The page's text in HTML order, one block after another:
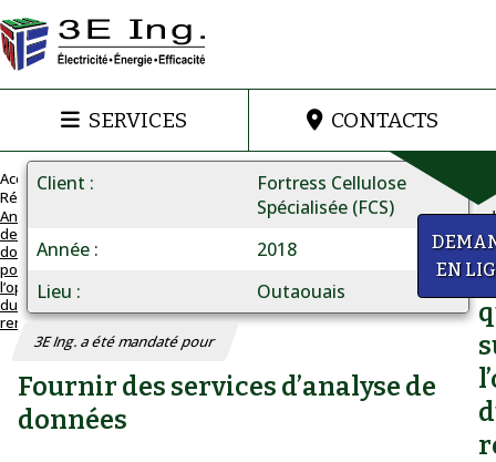
SERVICES CONTACTS
Accueil
Réalisations
Analyse
de
données
pour
l’optimisation
du
rendement
DE
DONNÉES
Optimisation
du
rendement
Client
Fortress Cellulose
Spécialisée (FCS)
Année
2018
Lieu
Outaouais
3E Ing. a été mandaté pour
Fournir des services d’analyse de
données
EN